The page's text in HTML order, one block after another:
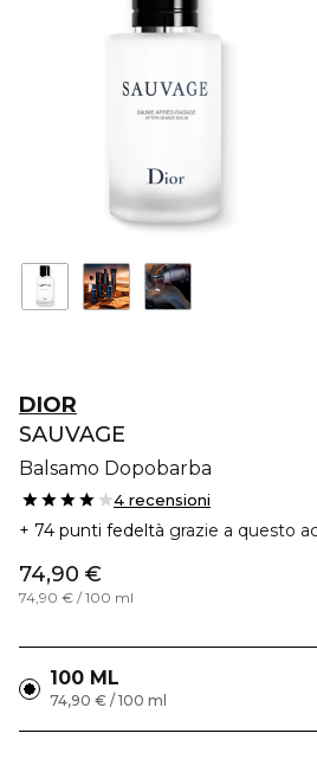
DIOR
SAUVAGE
Balsamo Dopobarba
4 recensioni
74 punti fedeltà grazie a questo
74,90 €
74,90 € / 100 ml
100 ML
74,90 € / 100 ml